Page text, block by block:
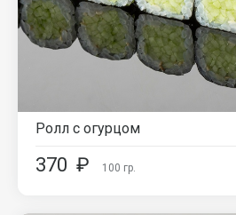
Ролл с огурцом
370 ₽ 100 гр.